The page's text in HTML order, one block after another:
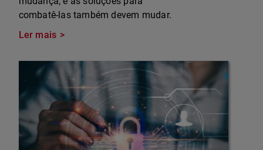
combatê-las também devem mudar.
Ler mais